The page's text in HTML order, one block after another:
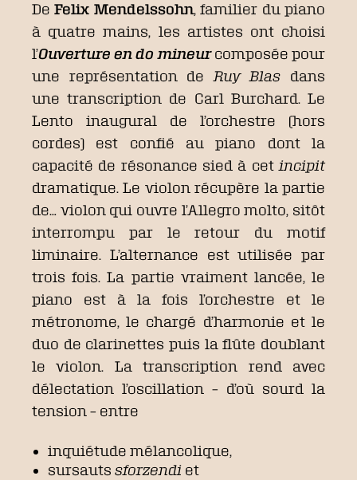
DeFelix Mendelssohn, familier du piano
à quatre mains, les artistes ont choisi
l’Ouverture en do mineur composée pour
une représentation de Ruy Blas dans
une transcription de Carl Burchard. Le
Lento inaugural de l’orchestre (hors
cordes) est confié au piano dont la
capacité de résonance sied à cet incipit
dramatique. Le violon récupère la partie
de… violon qui ouvre l’Allegro molto, sitôt
interrompu par le retour du motif
liminaire. L’alternance est utilisée par
trois fois. La partie vraiment lancée, le
piano est à la fois l’orchestre et le
métronome, le chargé d’harmonie et le
duo de clarinettes puis la flûte doublant
le violon. La transcription rend avec
délectation l’oscillation – d’où sourd la
tension – entre
inquiétude mélancolique,
sursauts sforzendi et